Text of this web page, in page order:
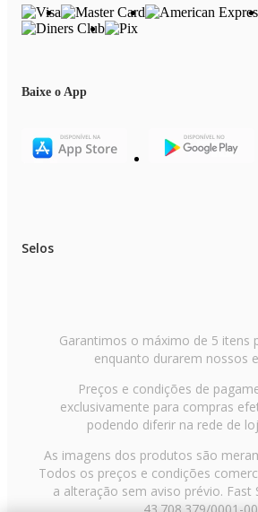
Baixe o App
Selos
Garantimos o máximo de 5 itens
enquanto durarem nossos
Preços e condições de
exclusivamente para compras
podendo diferir na rede de
As imagens dos produtos são
Todos os preços e condições
a alteração sem aviso prévio. Fast